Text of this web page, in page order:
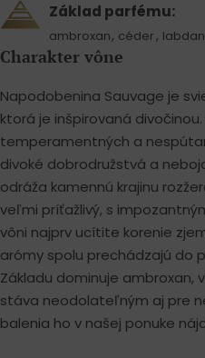
Základ parfému:
ambroxan, céder,
Charakter vône
Napodobenina Sauvage je
ktorá je inšpirovaná
temperamentných a
divoké dobrodružstvá a
odráža kamennú krajinu
veľmi príťažlivý, s
vôni najprv ucítite korenie
arómy spolu prechádzajú do
Základu dominuje ambroxan,
stáva neodolateľným aj pre
balenia ho v našej ponuke